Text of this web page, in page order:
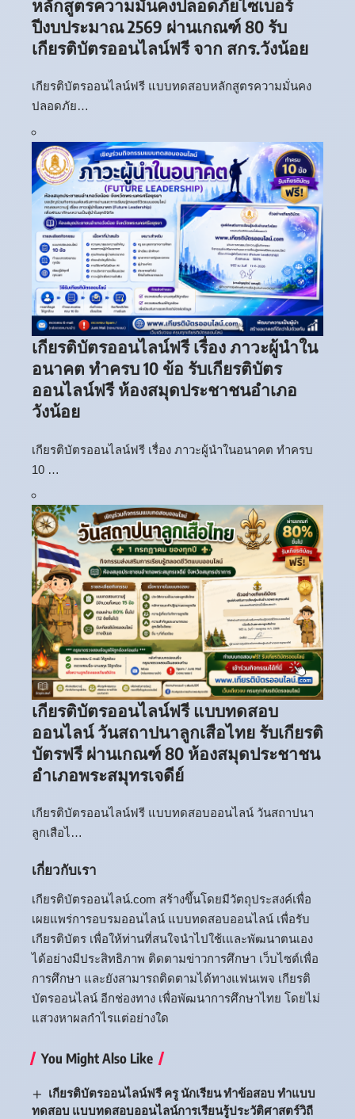
หลักสูตรความมั่นคงปลอดภัยไซเบอร์
ปีงบประมาณ 2569 ผ่านเกณฑ์ 80 รับ
เกียรติบัตรออนไลน์ฟรี จาก สกร.วังน้อย
เกียรติบัตรออนไลน์ฟรี แบบทดสอบหลักสูตรความมั่นคง
ปลอดภัย…
เกียรติบัตรออนไลน์ฟรี เรื่อง ภาวะผู้นำใน
อนาคต ทำครบ 10 ข้อ รับเกียรติบัตร
ออนไลน์ฟรี ห้องสมุดประชาชนอำเภอ
วังน้อย
เกียรติบัตรออนไลน์ฟรี เรื่อง ภาวะผู้นำในอนาคต ทำครบ
10 …
เกียรติบัตรออนไลน์ฟรี แบบทดสอบ
ออนไลน์ วันสถาปนาลูกเสือไทย รับเกียรติ
บัตรฟรี ผ่านเกณฑ์ 80 ห้องสมุดประชาชน
อำเภอพระสมุทรเจดีย์
เกียรติบัตรออนไลน์ฟรี แบบทดสอบออนไลน์ วันสถาปนา
ลูกเสือไ…
เกี่ยวกับเรา
เกียรติบัตรออนไลน์.com สร้างขึ้นโดยมีวัตถุประสงค์เพื่อ
เผยแพร่การอบรมออนไลน์ แบบทดสอบออนไลน์ เพื่อรับ
เกียรติบัตร เพื่อให้ท่านที่สนใจนำไปใช้เและพัฒนาตนเอง
ได้อย่างมีประสิทธิภาพ ติดตามข่าวการศึกษา เว็บไซต์เพื่อ
การศึกษา และยังสามารถติดตามได้ทางแฟนเพจ เกียรติ
บัตรออนไลน์ อีกช่องทาง เพื่อพัฒนาการศึกษาไทย โดยไม่
แสวงหาผลกำไรแต่อย่างใด
You Might Also Like
เกียรติบัตรออนไลน์ฟรี ครู นักเรียน ทำข้อสอบ ทำแบบ
ทดสอบ แบบทดสอบออนไลน์การเรียนรู้ประวัติศาสตร์วิถี